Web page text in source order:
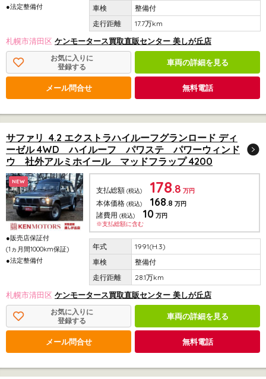
●法定整備付
整備付
17.7万km
札幌市清田区 ケンモータース買取直販センター 美しが丘店
お気に入りに
登録する
車両の詳細を見る
メール問合せ 無料電話
サファリ 4.2 エクストラハイルーフグランロード ディ
ーゼル 4WD ハイルーフ パワステ パワーウィンド
ウ 社外アルミホイール マッドフラップ 4200
NEW
●販売店保証付
(1ヵ月間1000km保証)
●法定整備付
支払総額 (税込) 178.8 万円
本体価格 (税込) 168.8 万円
諸費用 (税込) 10 万円
※支払総額に含む
1991(H.3)
整備付
28.1万km
札幌市清田区 ケンモータース買取直販センター 美しが丘店
お気に入りに
登録する
車両の詳細を見る
メール問合せ 無料電話